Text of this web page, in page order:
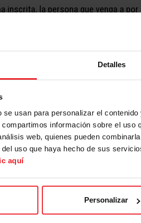
Detalles
usan para personalizar el
información sobre el uso
web, quienes pueden
uso que haya hecho de sus
aquí
Personalizar
la persona que venga a
para pasarlo en grande. La
premios para los primeros
Dinosaurio, Harry Potter, Super
unabolsa/mochila exclusivade
el disfraz y su dorsal ya puesto)